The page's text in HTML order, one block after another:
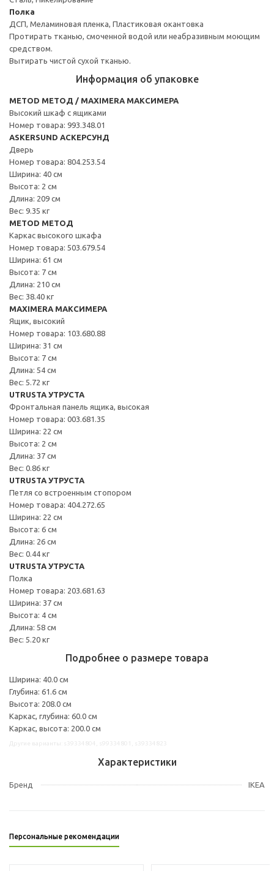
Полка
ДСП, Меламиновая пленка, Пластиковая окантовка
Протирать тканью, смоченной водой или неабразивным моющим
средством.
Вытирать чистой сухой тканью.
Информация об упаковке
METOD МЕТОД / MAXIMERA МАКСИМЕРА
Высокий шкаф с ящиками
Номер товара: 993.348.01
ASKERSUND АСКЕРСУНД
Дверь
Номер товара: 804.253.54
Ширина: 40 см
Высота: 2 см
Длина: 209 см
Вес: 9.35 кг
METOD МЕТОД
Каркас высокого шкафа
Номер товара: 503.679.54
Ширина: 61 см
Высота: 7 см
Длина: 210 см
Вес: 38.40 кг
MAXIMERA МАКСИМЕРА
Ящик, высокий
Номер товара: 103.680.88
Ширина: 31 см
Высота: 7 см
Длина: 54 см
Вес: 5.72 кг
UTRUSTA УТРУСТА
Фронтальная панель ящика, высокая
Номер товара: 003.681.35
Ширина: 22 см
Высота: 2 см
Длина: 37 см
Вес: 0.86 кг
UTRUSTA УТРУСТА
Петля со встроенным стопором
Номер товара: 404.272.65
Ширина: 22 см
Высота: 6 см
Длина: 26 см
Вес: 0.44 кг
UTRUSTA УТРУСТА
Полка
Номер товара: 203.681.63
Ширина: 37 см
Высота: 4 см
Длина: 58 см
Вес: 5.20 кг
Подробнее о размере товара
Ширина: 40.0 см
Глубина: 61.6 см
Высота: 208.0 см
Каркас, глубина: 60.0 см
Каркас, высота: 200.0 см
Характеристики
Бренд IKEA
Персональные рекомендации